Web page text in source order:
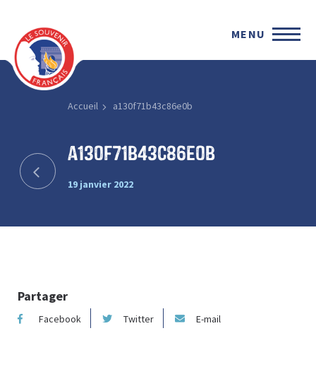
MENU
Accueil a130f71b43c86e0b
a130f71b43c86e0b
19 janvier 2022
Partager
Facebook Twitter E-mail